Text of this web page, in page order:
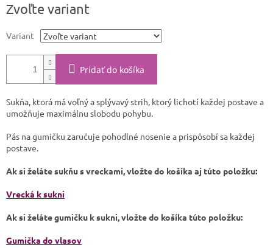
cena:
Zvoľte variant
Variant
Pridať do košíka
Sukňa, ktorá má voľný a splývavý strih, ktorý lichotí každej postave a
umožňuje maximálnu slobodu pohybu.
Pás na gumičku zaručuje pohodlné nosenie a prispôsobí sa každej
postave.
Ak si želáte sukňu s vreckami, vložte do košíka aj túto položku:
Vrecká k sukni
Ak si želáte gumičku k sukni, vložte do košíka túto položku:
Gumička do vlasov